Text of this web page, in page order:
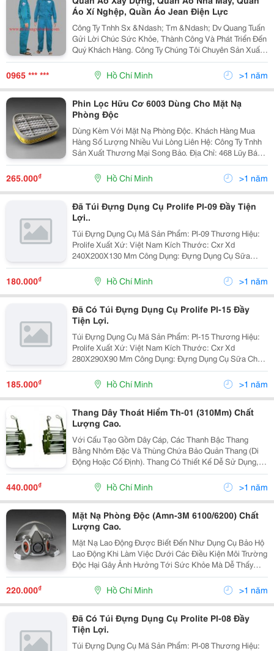
Áo Xí Nghệp, Quần Áo Jean Điện Lực
Công Ty Tnhh Sx &Ndash; Tm &Ndash; Dv Quang Tuấn
Gửi Lời Chúc Sức Khỏe, Thành Công Và Phát Triển Đến
Quý Khách Hàng. Công Ty Chúng Tôi Chuyên Sản Xuất
Và Cung Ứng Các Mặt Hàng Bảo Hộ Lao Động Như: -
Quần Áo: Quần Áo Bảo Hộ Lao Động, Quần Áo Jean Đ
0965 *** *** Hồ Chí Minh >1 năm
Phin Lọc Hữu Cơ 6003 Dùng Cho Mặt Nạ
Phòng Độc
Dùng Kèm Với Mặt Nạ Phòng Độc. Khách Hàng Mua
Hàng Số Lượng Nhiều Vui Lòng Liên Hệ: Công Ty Tnhh
Sản Xuất Thương Mại Song Bảo. Địa Chỉ: 468 Lũy Bán
Bích, Phường Hòa Thạnh, Quận Tân Phú. Liên Hệ: 08
3864 8888
265.000₫ Hồ Chí Minh >1 năm
Đã Túi Đựng Dụng Cụ Prolife Pl-09 Đầy Tiện
Lợi..
Túi Đựng Dụng Cụ Mã Sản Phẩm: Pl-09 Thương Hiệu:
Prolife Xuất Xứ: Việt Nam Kích Thước: Cxr Xd
240X200X130 Mm Công Dụng: Đựng Dụng Cụ Sữa
Chữa Kìm, Búa, Bút Thử Điện, Ốc Víc&Hellip;.
180.000₫ Hồ Chí Minh >1 năm
Đã Có Túi Đựng Dụng Cụ Prolife Pl-15 Đầy
Tiện Lợi.
Túi Đựng Dụng Cụ Mã Sản Phẩm: Pl-15 Thương Hiệu:
Prolife Xuất Xứ: Việt Nam Kích Thước: Cxr Xd
280X290X90 Mm Công Dụng: Đựng Dụng Cụ Sữa Chữa
Kìm, Búa, Bút Thử Điện, Ốc Víc&Hellip;..
185.000₫ Hồ Chí Minh >1 năm
Thang Dây Thoát Hiểm Th-01 (310Mm) Chất
Lượng Cao.
Với Cấu Tạo Gồm Dây Cáp, Các Thanh Bậc Thang
Bằng Nhôm Đặc Và Thùng Chứa Bảo Quản Thang (Di
Động Hoặc Cố Định). Thang Có Thiết Kế Dễ Sử Dụng,
Có Trang Bị Dây Đeo An Toàn, Khả Năng Chịu Lực Của
Thang Cao Với Tải Trọng Hơn 4.000 Kg, Đáp Ứng Cho
Nhiều N
440.000₫ Hồ Chí Minh >1 năm
Mặt Nạ Phòng Độc (Amn-3M 6100/6200) Chất
Lượng Cao.
Mặt Nạ Lao Động Được Biết Đến Như Dụng Cụ Bảo Hộ
Lao Động Khi Làm Việc Dưới Các Điều Kiện Môi Trường
Độc Hại Gây Ảnh Hưởng Tới Sức Khỏe Mà Dễ Thấy
Trong Các Ngành Nghề Công Nghiệp Nặng Như: Sửa
Chữa Thay Lắp Ô Tô, Xe Máy, Hàn, Xi, Đóng Tàu, Sơn,
220.000₫ Hồ Chí Minh >1 năm
Đã Có Túi Đựng Dụng Cụ Prolite Pl-08 Đầy
Tiện Lợi.
Túi Đựng Dụng Cụ Mã Sản Phẩm: Pl-08 Thương Hiệu: